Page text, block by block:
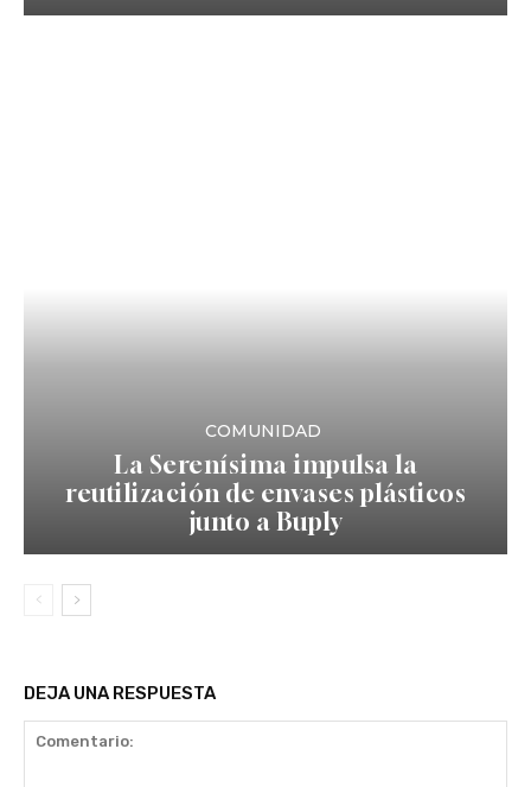
COMUNIDAD
La Serenísima impulsa la
reutilización de envases plásticos
junto a Buply
DEJA UNA RESPUESTA